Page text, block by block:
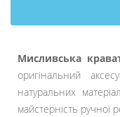
Мисливська
оригінальний
натуральних
майстерність ручної